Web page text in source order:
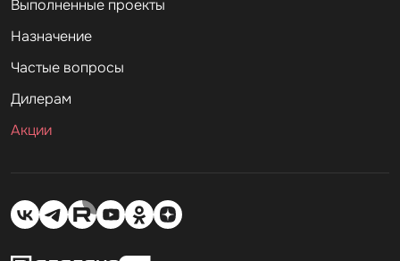
Выполненные проекты
Назначение
Частые вопросы
Дилерам
Акции